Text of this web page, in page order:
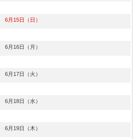
6月15日（日）
6月16日（月）
6月17日（火）
6月18日（水）
6月19日（木）